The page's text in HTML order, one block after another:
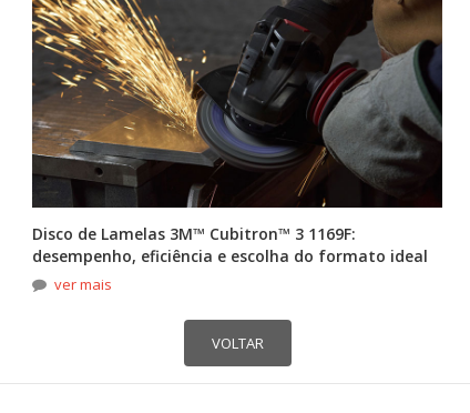
Disco de Lamelas 3M™ Cubitron™ 3 1169F:
desempenho, eficiência e escolha do formato ideal
ver mais